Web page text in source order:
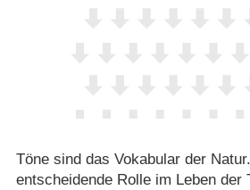
Töne sind das Vokabular der
entscheidende Rolle im Leben der